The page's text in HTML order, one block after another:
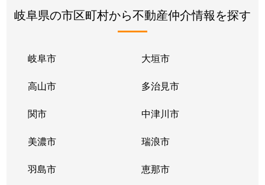
岐阜県の市区町村から不動産仲介情報を探す
岐阜市 大垣市
高山市 多治見市
関市 中津川市
美濃市 瑞浪市
羽島市 恵那市